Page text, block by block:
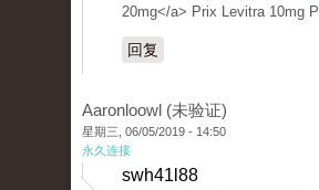
20mg</a> Prix Levitra 10mg
回复
Aaronloowl (未验证)
星期三, 06/05/2019 - 14:50
永久连接
swh41l88